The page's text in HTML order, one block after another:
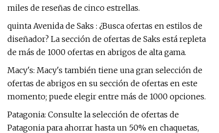
miles de reseñas de cinco estrellas.
quinta Avenida de Saks : ¿Busca ofertas en estilos de
diseñador? La sección de ofertas de Saks está repleta
de más de 1000 ofertas en abrigos de alta gama.
Macy's: Macy's también tiene una gran selección de
ofertas de abrigos en su sección de ofertas en este
momento; puede elegir entre más de 1000 opciones.
Patagonia: Consulte la selección de ofertas de
Patagonia para ahorrar hasta un 50% en chaquetas,